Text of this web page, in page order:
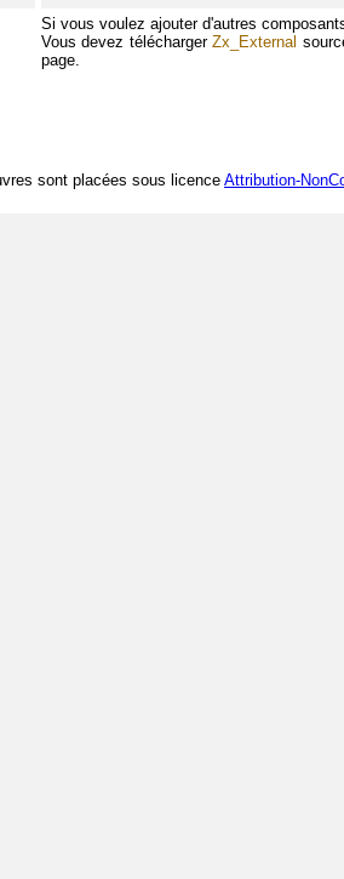
Si vous voulez ajouter d'autres
Vous devez téléchargerZx_External
page.
sont placées sous licence Attribution-